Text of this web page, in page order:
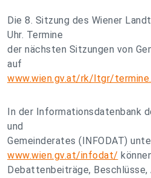
Die 8. Sitzung des Wiener
Uhr. Termine
der nächsten Sitzungen von
auf
www.wien.gv.at/rk/ltgr/
In der Informationsdatenbank
und
Gemeinderates (INFODAT)
www.wien.gv.at/infodat/
Debattenbeiträge, Beschlüsse,